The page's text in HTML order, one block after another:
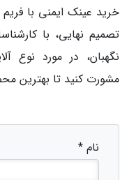
خرید عینک ایمنی با
تصمیم نهایی، با
نگهبان، در مورد نوع
مشورت کنید تا بهترین
نام *